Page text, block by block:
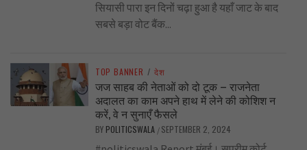
सियासी पारा इन दिनों चढ़ा हुआ है यहाँ जाट के बाद
सबसे बड़ा वोट बैंक...
TOP BANNER / देश
जज साहब की नेताओं को दो टूक – राजनेता
अदालत का काम अपने हाथ में लेने की कोशिश न
करें, वे न सुनाएँ फैसले
BY POLITICSWALA / SEPTEMBER 2, 2024